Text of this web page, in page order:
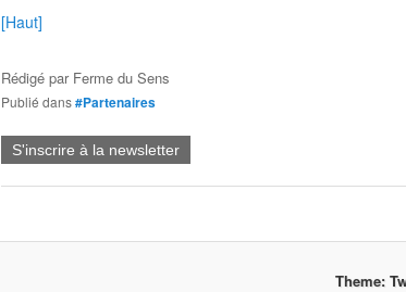
[Haut]
Rédigé par Ferme du Sens
Publié dans#Partenaires
S'inscrire à la newsletter
Theme: